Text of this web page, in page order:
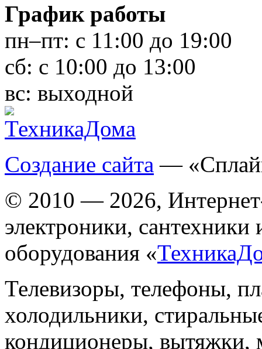
График работы
пн–пт: с 11:00 до 19:00
сб: с 10:00 до 13:00
вс: выходной
Создание сайта —
© 2010 — 2026,
электроники, сантехники
оборудования «
Телевизоры, телефоны,
холодильники,
кондиционеры, вытяжки,